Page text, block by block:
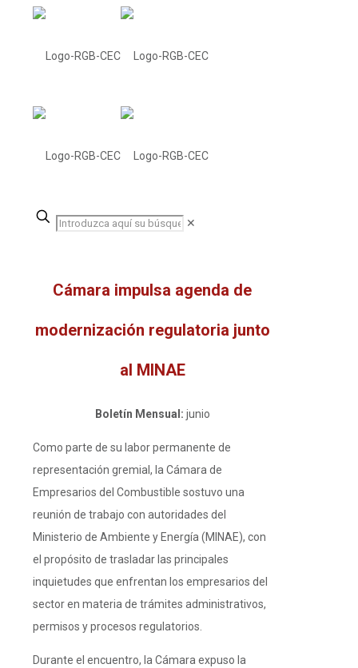
✕
Cámara impulsa agenda de
modernización regulatoria junto
al MINAE
Boletín Mensual: junio
Como parte de su labor permanente de
representación gremial, la Cámara de
Empresarios del Combustible sostuvo una
reunión de trabajo con autoridades del
Ministerio de Ambiente y Energía (MINAE), con
el propósito de trasladar las principales
inquietudes que enfrentan los empresarios del
sector en materia de trámites administrativos,
permisos y procesos regulatorios.
Durante el encuentro, la Cámara expuso la